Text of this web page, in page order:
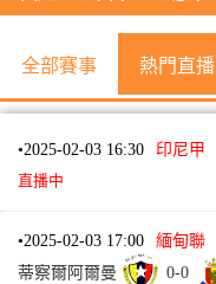
全部賽事 熱門直播
•2025-02-03 16:30 印尼甲
直播中
•2025-02-03 17:00
緬甸聯
蒂察爾阿爾曼
0-0